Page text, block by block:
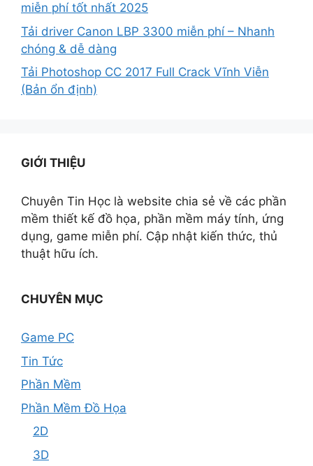
miễn phí tốt nhất 2025
Tải driver Canon LBP 3300 miễn phí – Nhanh
chóng & dễ dàng
Tải Photoshop CC 2017 Full Crack Vĩnh Viễn
(Bản ổn định)
GIỚI THIỆU
Chuyên Tin Học là website chia sẻ về các phần
mềm thiết kế đồ họa, phần mềm máy tính, ứng
dụng, game miễn phí. Cập nhật kiến thức, thủ
thuật hữu ích.
CHUYÊN MỤC
Game PC
Tin Tức
Phần Mềm
Phần Mềm Đồ Họa
2D
3D